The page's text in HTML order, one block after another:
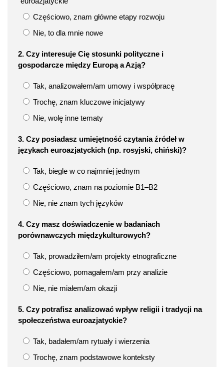
Częściowo, znam główne etapy rozwoju
Nie, to dla mnie nowe
2. Czy interesuje Cię stosunki polityczne i
gospodarcze między Europą a Azją?
Tak, analizowałem/am umowy i współpracę
Trochę, znam kluczowe inicjatywy
Nie, wolę inne tematy
3. Czy posiadasz umiejętność czytania źródeł w
językach euroazjatyckich (np. rosyjski, chiński)?
Tak, biegle w co najmniej jednym
Częściowo, znam na poziomie B1–B2
Nie, nie znam tych języków
4. Czy masz doświadczenie w badaniach
porównawczych międzykulturowych?
Tak, prowadziłem/am projekty etnograficzne
Częściowo, pomagałem/am przy analizie
Nie, nie miałem/am okazji
5. Czy potrafisz analizować wpływ religii i tradycji na
społeczeństwa euroazjatyckie?
Tak, badałem/am rytuały i wierzenia
Trochę, znam podstawowe konteksty